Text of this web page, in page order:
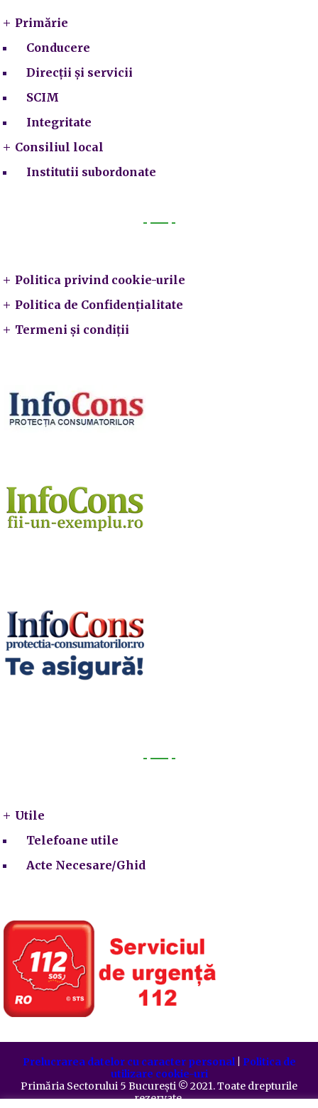
Primărie
Conducere
Direcții și servicii
SCIM
Integritate
Consiliul local
Institutii subordonate
Politica privind cookie-urile
Politica de Confidențialitate
Termeni și condiții
Utile
Telefoane utile
Acte Necesare/Ghid
Prelucrarea datelor cu caracter personal| Politica de
utilizare cookie-uri
Primăria Sectorului 5 București ©️ 2021. Toate drepturile
rezervate.